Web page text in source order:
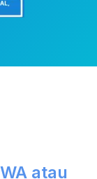
atau